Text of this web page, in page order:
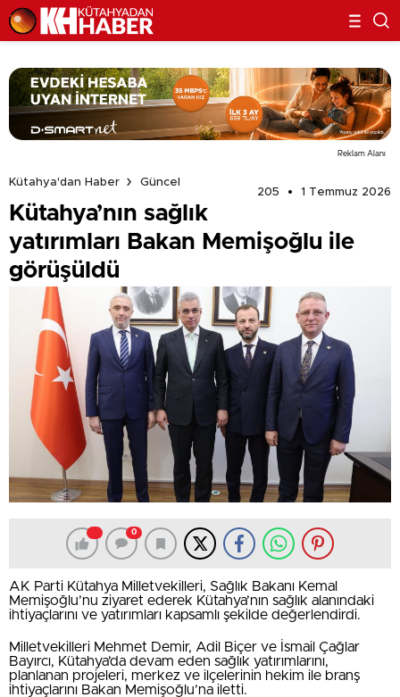
Reklam Alanı
Kütahya'dan Haber
Güncel
205
1 Temmuz 2026
Kütahya’nın sağlık
yatırımları Bakan Memişoğlu ile
görüşüldü
0
AK Parti Kütahya Milletvekilleri, Sağlık Bakanı Kemal
Memişoğlu’nu ziyaret ederek Kütahya’nın sağlık alanındaki
ihtiyaçlarını ve yatırımları kapsamlı şekilde değerlendirdi.
Milletvekilleri Mehmet Demir, Adil Biçer ve İsmail Çağlar
Bayırcı, Kütahya’da devam eden sağlık yatırımlarını,
planlanan projeleri, merkez ve ilçelerinin hekim ile branş
ihtiyaçlarını Bakan Memişoğlu’na iletti.